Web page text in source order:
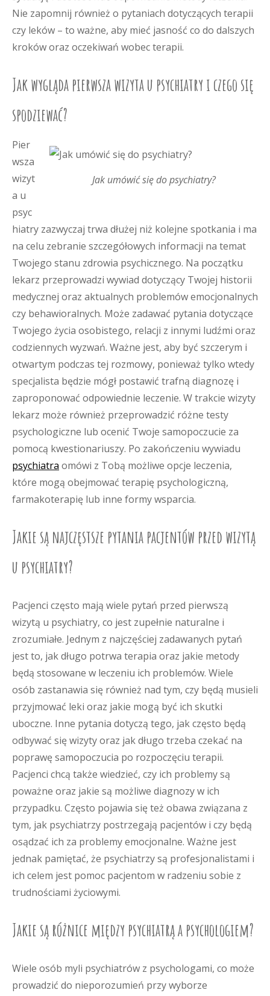
Nie zapomnij również o pytaniach dotyczących terapii
czy leków – to ważne, aby mieć jasność co do dalszych
kroków oraz oczekiwań wobec terapii.
Jak wygląda pierwsza wizyta u psychiatry i czego się
spodziewać?
Jak umówić się do psychiatry?
Pier
wsza
wizyt
a u
psyc
hiatry zazwyczaj trwa dłużej niż kolejne spotkania i ma
na celu zebranie szczegółowych informacji na temat
Twojego stanu zdrowia psychicznego. Na początku
lekarz przeprowadzi wywiad dotyczący Twojej historii
medycznej oraz aktualnych problemów emocjonalnych
czy behawioralnych. Może zadawać pytania dotyczące
Twojego życia osobistego, relacji z innymi ludźmi oraz
codziennych wyzwań. Ważne jest, aby być szczerym i
otwartym podczas tej rozmowy, ponieważ tylko wtedy
specjalista będzie mógł postawić trafną diagnozę i
zaproponować odpowiednie leczenie. W trakcie wizyty
lekarz może również przeprowadzić różne testy
psychologiczne lub ocenić Twoje samopoczucie za
pomocą kwestionariuszy. Po zakończeniu wywiadu
psychiatra omówi z Tobą możliwe opcje leczenia,
które mogą obejmować terapię psychologiczną,
farmakoterapię lub inne formy wsparcia.
Jakie są najczęstsze pytania pacjentów przed wizytą
u psychiatry?
Pacjenci często mają wiele pytań przed pierwszą
wizytą u psychiatry, co jest zupełnie naturalne i
zrozumiałe. Jednym z najczęściej zadawanych pytań
jest to, jak długo potrwa terapia oraz jakie metody
będą stosowane w leczeniu ich problemów. Wiele
osób zastanawia się również nad tym, czy będą musieli
przyjmować leki oraz jakie mogą być ich skutki
uboczne. Inne pytania dotyczą tego, jak często będą
odbywać się wizyty oraz jak długo trzeba czekać na
poprawę samopoczucia po rozpoczęciu terapii.
Pacjenci chcą także wiedzieć, czy ich problemy są
poważne oraz jakie są możliwe diagnozy w ich
przypadku. Często pojawia się też obawa związana z
tym, jak psychiatrzy postrzegają pacjentów i czy będą
osądzać ich za problemy emocjonalne. Ważne jest
jednak pamiętać, że psychiatrzy są profesjonalistami i
ich celem jest pomoc pacjentom w radzeniu sobie z
trudnościami życiowymi.
Jakie są różnice między psychiatrą a psychologiem?
Wiele osób myli psychiatrów z psychologami, co może
prowadzić do nieporozumień przy wyborze